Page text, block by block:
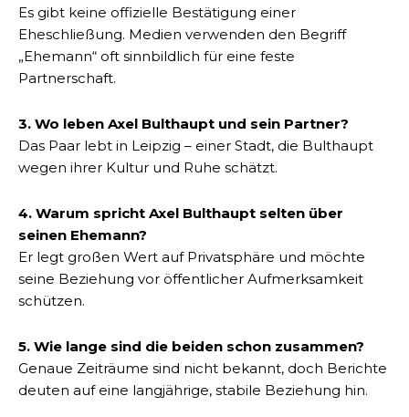
Es gibt keine offizielle Bestätigung einer
Eheschließung. Medien verwenden den Begriff
„Ehemann“ oft sinnbildlich für eine feste
Partnerschaft.
3. Wo leben Axel Bulthaupt und sein Partner?
Das Paar lebt in Leipzig – einer Stadt, die Bulthaupt
wegen ihrer Kultur und Ruhe schätzt.
4. Warum spricht Axel Bulthaupt selten über
seinen Ehemann?
Er legt großen Wert auf Privatsphäre und möchte
seine Beziehung vor öffentlicher Aufmerksamkeit
schützen.
5. Wie lange sind die beiden schon zusammen?
Genaue Zeiträume sind nicht bekannt, doch Berichte
deuten auf eine langjährige, stabile Beziehung hin.